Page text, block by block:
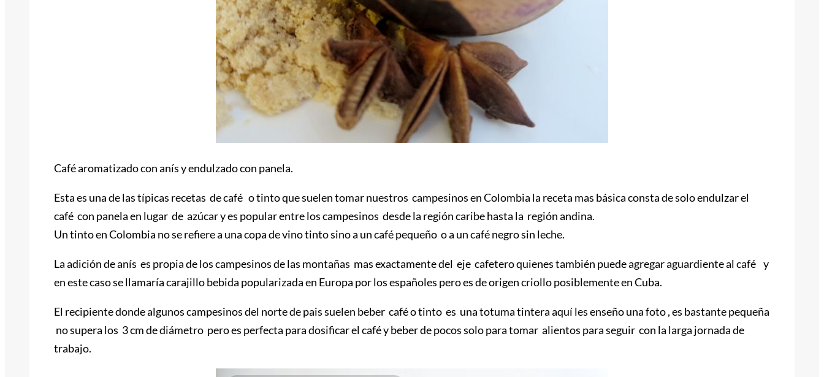
Café aromatizado con anís y endulzado con panela.
Esta es una de las típicas recetas de café o tinto que suelen tomar nuestros campesinos en Colombia la receta mas básica consta de solo endulzar el
café con panela en lugar de azúcar y es popular entre los campesinos desde la región caribe hasta la región andina.
Un tinto en Colombia no se refiere a una copa de vino tinto sino a un café pequeño o a un café negro sin leche.
La adición de anís es propia de los campesinos de las montañas mas exactamente del eje cafetero quienes también puede agregar aguardiente al café y
en este caso se llamaría carajillo bebida popularizada en Europa por los españoles pero es de origen criollo posiblemente en Cuba.
El recipiente donde algunos campesinos del norte de pais suelen beber café o tinto es una totuma tintera aquí les enseño una foto , es bastante pequeña
no supera los 3 cm de diámetro pero es perfecta para dosificar el café y beber de pocos solo para tomar alientos para seguir con la larga jornada de
trabajo.